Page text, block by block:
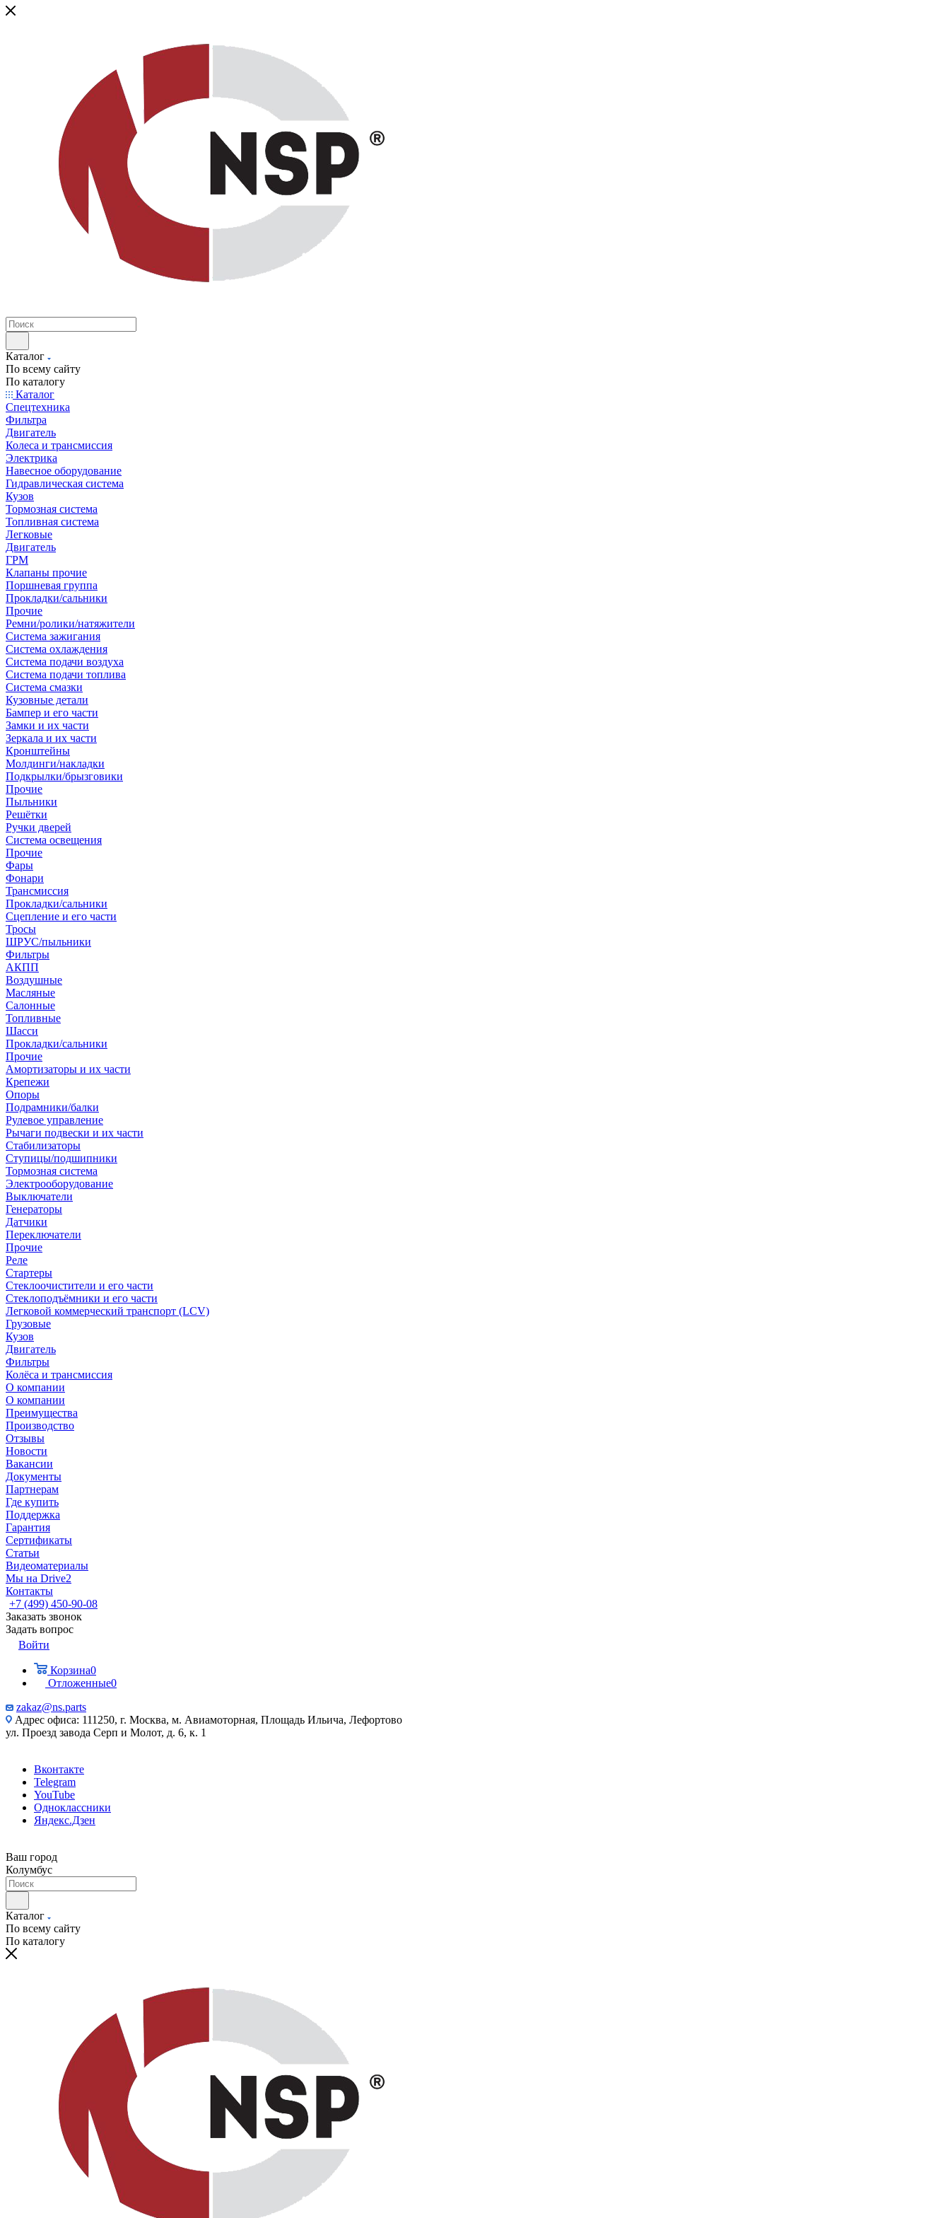
Каталог
По всему сайту
По каталогу
Каталог
Спецтехника
Фильтра
Двигатель
Колеса и трансмиссия
Электрика
Навесное оборудование
Гидравлическая система
Кузов
Тормозная система
Топливная система
Легковые
Двигатель
ГРМ
Клапаны прочие
Поршневая группа
Прокладки/сальники
Прочие
Ремни/ролики/натяжители
Система зажигания
Система охлаждения
Система подачи воздуха
Система подачи топлива
Система смазки
Кузовные детали
Бампер и его части
Замки и их части
Зеркала и их части
Кронштейны
Молдинги/накладки
Подкрылки/брызговики
Прочие
Пыльники
Решётки
Ручки дверей
Система освещения
Прочие
Фары
Фонари
Трансмиссия
Прокладки/сальники
Сцепление и его части
Тросы
ШРУС/пыльники
Фильтры
АКПП
Воздушные
Масляные
Салонные
Топливные
Шасси
Прокладки/сальники
Прочие
Амортизаторы и их части
Крепежи
Опоры
Подрамники/балки
Рулевое управление
Рычаги подвески и их части
Стабилизаторы
Ступицы/подшипники
Тормозная система
Электрооборудование
Выключатели
Генераторы
Датчики
Переключатели
Прочие
Реле
Стартеры
Стеклоочистители и его части
Стеклоподъёмники и его части
Легковой коммерческий транспорт (LCV)
Грузовые
Кузов
Двигатель
Фильтры
Колёса и трансмиссия
О компании
О компании
Преимущества
Производство
Отзывы
Новости
Вакансии
Документы
Партнерам
Где купить
Поддержка
Гарантия
Сертификаты
Статьи
Видеоматериалы
Мы на Drive2
Контакты
+7 (499) 450-90-08
Заказать звонок
Задать вопрос
Войти
Корзина0
Отложенные0
zakaz@ns.parts
Адрес офиса: 111250, г. Москва, м. Авиамоторная, Площадь Ильича, Лефортово
ул. Проезд завода Серп и Молот, д. 6, к. 1
Вконтакте
Telegram
YouTube
Одноклассники
Яндекс.Дзен
Ваш город
Колумбус
Каталог
По всему сайту
По каталогу